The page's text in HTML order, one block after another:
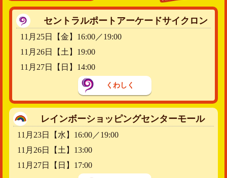
セントラルポートアーケードサイクロン
11月25日【金】16:00／19:00
11月26日【土】19:00
11月27日【日】14:00
くわしく
レインボーショッピングセンターモール
11月23日【水】16:00／19:00
11月26日【土】13:00
11月27日【日】17:00